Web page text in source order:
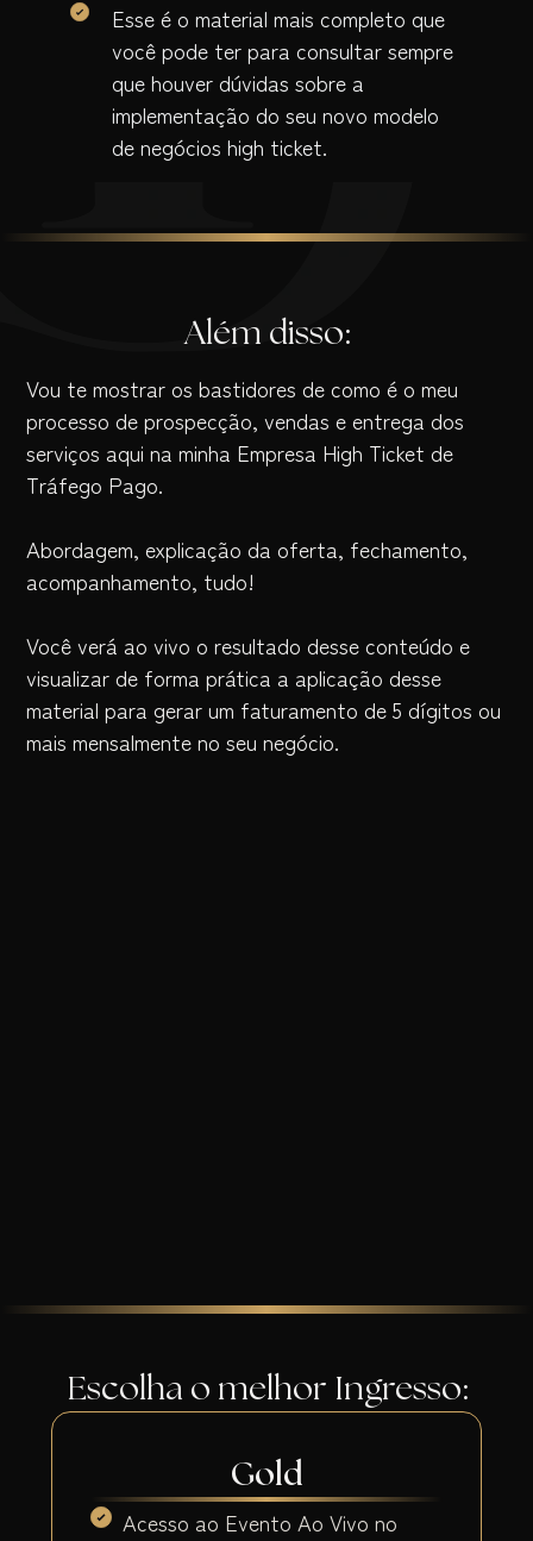
Esse é o material mais completo que
você pode ter para consultar sempre
que houver dúvidas sobre a
implementação do seu novo modelo
de negócios high ticket.
Além disso:
Vou te mostrar os bastidores de como é o meu
processo de prospecção, vendas e entrega dos
serviços aqui na minha Empresa High Ticket de
Tráfego Pago.
Abordagem, explicação da oferta, fechamento,
acompanhamento, tudo!
Você verá ao vivo o resultado desse conteúdo e
visualizar de forma prática a aplicação desse
material para gerar um faturamento de 5 dígitos ou
mais mensalmente no seu negócio.
Escolha o melhor Ingresso:
Gold
Acesso ao Evento Ao Vivo no